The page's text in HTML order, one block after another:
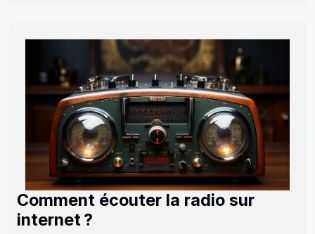
Comment écouter la radio sur
internet ?